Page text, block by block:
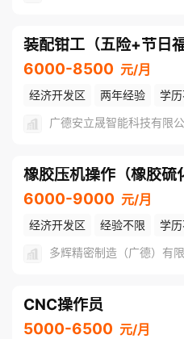
装配钳工（五险+节日
6000-8500 元/月
经济开发区
两年经验
学
广德安立晟智能科技有限
橡胶压机操作（橡胶硫
6000-9000 元/月
经济开发区
经验不限
学
多辉精密制造（广德）有
CNC操作员
5000-6500 元/月